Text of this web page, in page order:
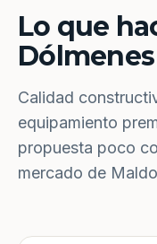
Lo que
Dólmenes
Calidad
equipamiento
propuesta poco
mercado de